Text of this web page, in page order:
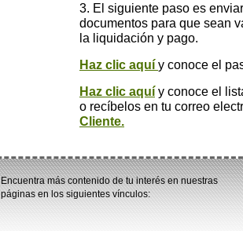
3. El siguiente paso es
documentos para que sean
la liquidación y pago.
Haz clic aquíy conoce el
Haz clic aquíy conoce el
o recíbelos en tu correo
Cliente.
Encuentra más contenido de tu interés en nuestras
páginas en los siguientes vínculos: